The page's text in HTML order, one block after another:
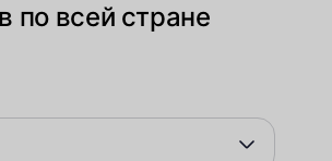
сжатию горючего;
по всей стране